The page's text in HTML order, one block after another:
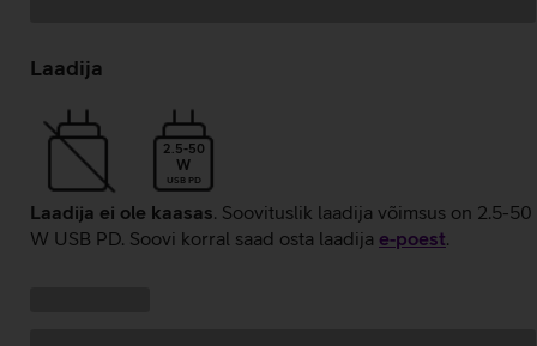
laadimine
Laadija
2.5-50
W
USB PD
Laadija ei ole kaasas. Soovituslik laadija võimsus on 2.5-50
W USB PD. Soovi korral saad osta laadija e‑poest.